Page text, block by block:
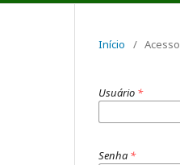
Início / Acesso
Usuário *
Senha *